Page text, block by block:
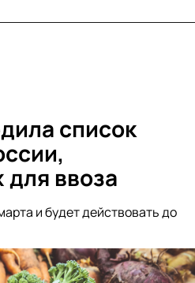
список
ввоза
и будет действовать до